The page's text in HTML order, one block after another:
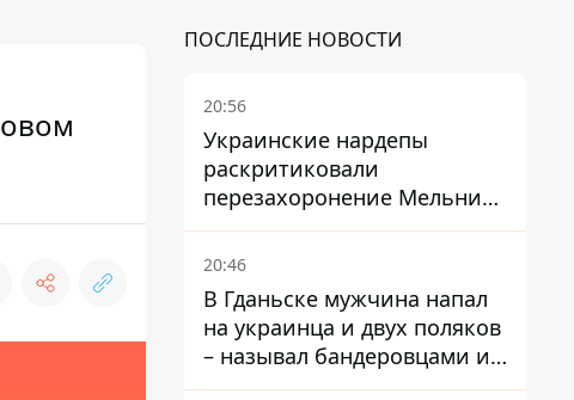
ПОСЛЕДНИЕ НОВОСТИ
20:56
Украинские нардепы
раскритиковали
перезахоронение Мельника
из-за риска
дипломатической изоляции
20:46
В Гданьске мужчина напал
на украинца и двух поляков
– называл бандеровцами и
вел себя агрессивно